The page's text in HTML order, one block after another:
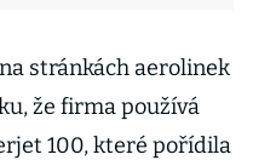
stránkách aerolinek
že firma používá
100, které pořídila